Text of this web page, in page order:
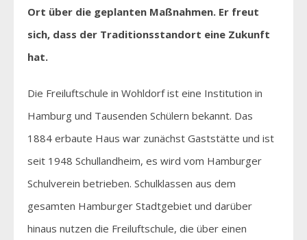
Ort über die geplanten Maßnahmen. Er freut
sich, dass der Traditionsstandort eine Zukunft
hat.
Die Freiluftschule in Wohldorf ist eine Institution in
Hamburg und Tausenden Schülern bekannt. Das
1884 erbaute Haus war zunächst Gaststätte und ist
seit 1948 Schullandheim, es wird vom Hamburger
Schulverein betrieben. Schulklassen aus dem
gesamten Hamburger Stadtgebiet und darüber
hinaus nutzen die Freiluftschule, die über einen